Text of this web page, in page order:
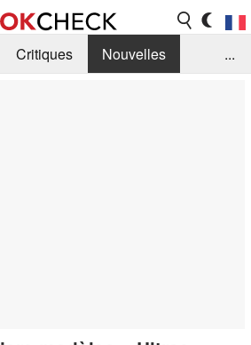
Critiques
Nouvelles
...